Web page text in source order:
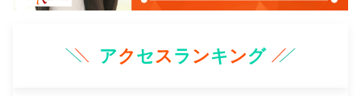
アクセスランキング